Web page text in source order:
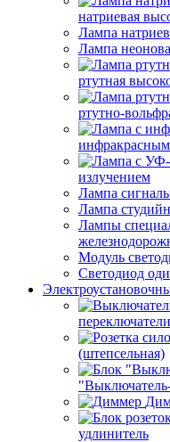
натриевая
Лампа
Лампа
ртутная
ртутно-
излучением
Лампа
Лампа
Лампы
Модуль
Светодиод
переключатели
(штепсельная)
удлинитель